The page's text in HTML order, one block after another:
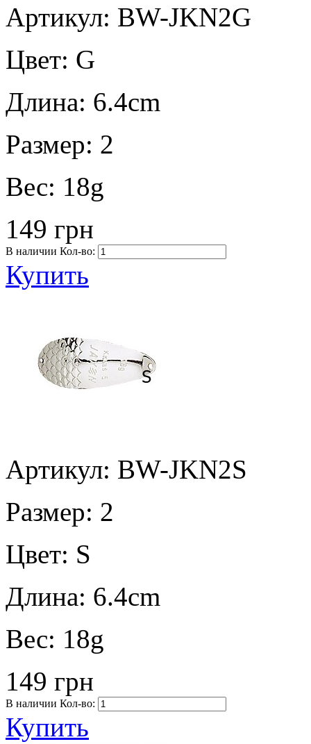
Артикул: BW-JKN2G
Цвет: G
Длина: 6.4cm
Размер: 2
Вес: 18g
149 грн
В наличии Кол-во:
Купить
Артикул: BW-JKN2S
Размер: 2
Цвет: S
Длина: 6.4cm
Вес: 18g
149 грн
В наличии Кол-во:
Купить